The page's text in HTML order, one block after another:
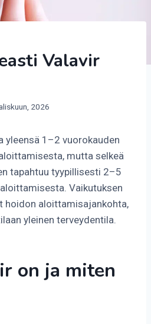
Valavir
2026
yleensä 1–2 vuorokauden
mutta selkeä
tapahtuu tyypillisesti 2–5
Vaikutuksen
hoidon aloittamisajankohta,
yleinen terveydentila.
on ja miten